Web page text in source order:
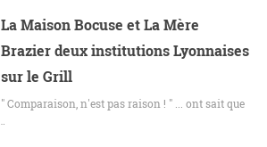
La Maison Bocuse et La Mère
Brazier deux institutions Lyonnaises
sur le Grill
" Comparaison, n'est pas raison ! " ... ont sait que